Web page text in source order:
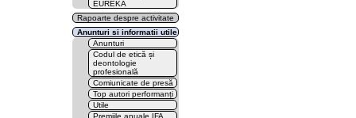
EUREKA
Rapoarte despre activitate
Anunturi si informatii utile
Anunturi
Codul de etică și
deontologie
profesională
Comiunicate de presă
Top autori performanți
Utile
Premiile anuale IFA